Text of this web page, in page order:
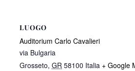
LUOGO
Auditorium Carlo Cavalieri
via Bulgaria
Grosseto, GR 58100 Italia + Google